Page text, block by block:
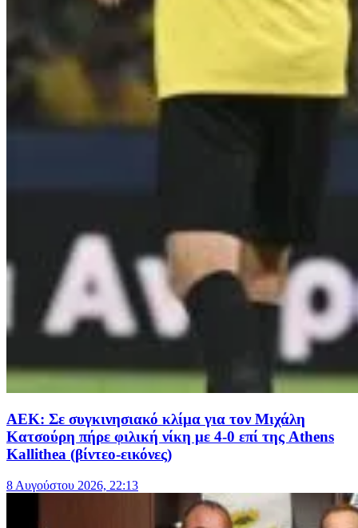
ΑΕΚ: Σε συγκινησιακό κλίμα για τον Μιχάλη
Κατσούρη πήρε φιλική νίκη με 4-0 επί της Athens
Kallithea (βίντεο-εικόνες)
8 Αυγούστου 2026, 22:13